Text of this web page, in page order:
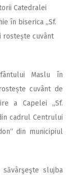
Catedralei
în biserica ,,Sf.
rostește cuvânt
Maslu în
cuvânt de
a Capelei „Sf.
cadrul Centrului
din municipiul
slujba